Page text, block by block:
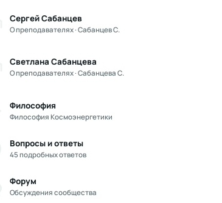
Сергей Сабанцев
О преподавателях · Сабанцев С.
Светлана Сабанцева
О преподавателях · Сабанцева С.
Философия
Философия Космоэнергетики
Вопросы и ответы
45 подробных ответов
Форум
Обсуждения сообщества